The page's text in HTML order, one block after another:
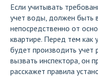
Если учитывать
учет воды, должен быть
непосредственно от
квартире. Перед тем как
будет производить
вызвать инспектора, он
расскажет правила